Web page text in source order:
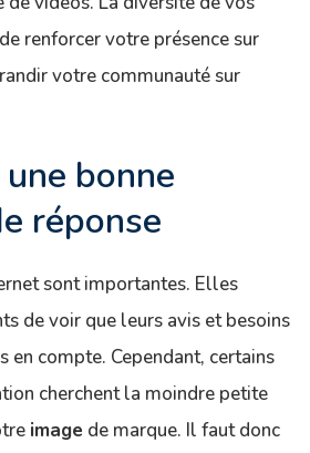
renforcer votre présence sur
votre communauté sur
bonne
réponse
sont importantes. Elles
de voir que leurs avis et besoins
en compte. Cependant, certains
cherchent la moindre petite
image de marque. Il faut donc